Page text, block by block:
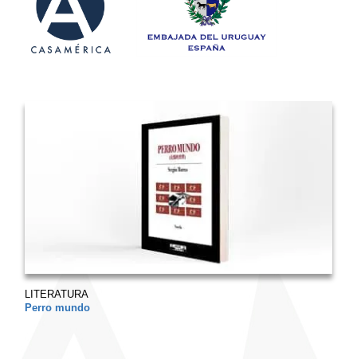
LITERATURA
Perro mundo